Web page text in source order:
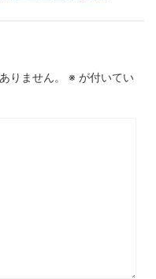
りません。 ※ が付いてい